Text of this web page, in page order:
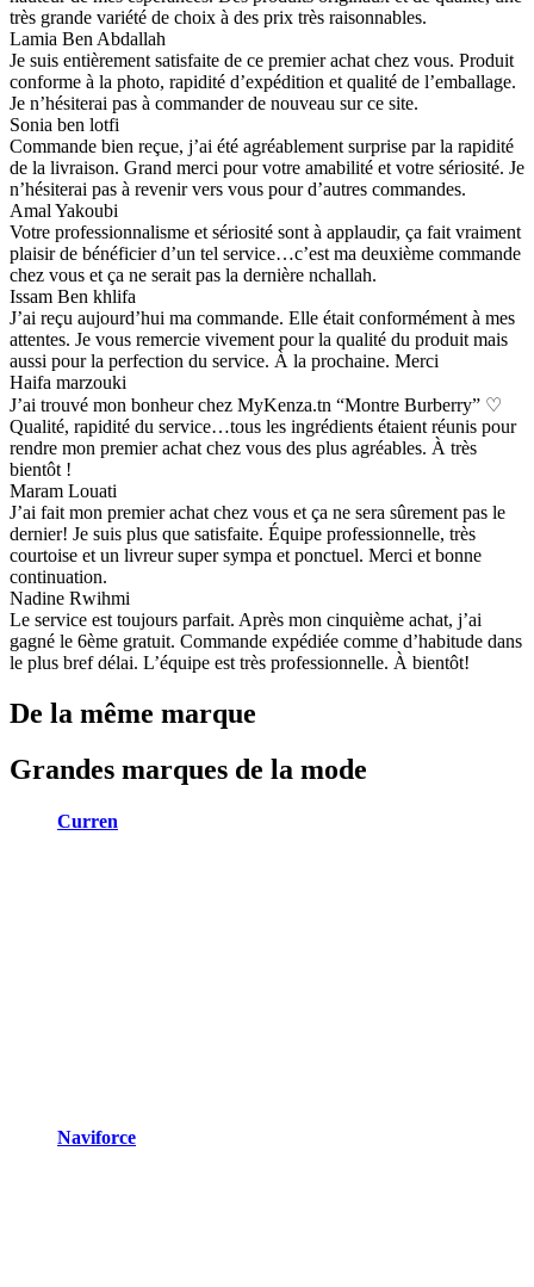
très grande variété de choix à des prix très raisonnables.
Lamia Ben Abdallah
Je suis entièrement satisfaite de ce premier achat chez vous. Produit
conforme à la photo, rapidité d’expédition et qualité de l’emballage.
Je n’hésiterai pas à commander de nouveau sur ce site.
Sonia ben lotfi
Commande bien reçue, j’ai été agréablement surprise par la rapidité
de la livraison. Grand merci pour votre amabilité et votre sériosité. Je
n’hésiterai pas à revenir vers vous pour d’autres commandes.
Amal Yakoubi
Votre professionnalisme et sériosité sont à applaudir, ça fait vraiment
plaisir de bénéficier d’un tel service…c’est ma deuxième commande
chez vous et ça ne serait pas la dernière nchallah.
Issam Ben khlifa
J’ai reçu aujourd’hui ma commande. Elle était conformément à mes
attentes. Je vous remercie vivement pour la qualité du produit mais
aussi pour la perfection du service. À la prochaine. Merci
Haifa marzouki
J’ai trouvé mon bonheur chez MyKenza.tn “Montre Burberry” ♡
Qualité, rapidité du service…tous les ingrédients étaient réunis pour
rendre mon premier achat chez vous des plus agréables. À très
bientôt !
Maram Louati
J’ai fait mon premier achat chez vous et ça ne sera sûrement pas le
dernier! Je suis plus que satisfaite. Équipe professionnelle, très
courtoise et un livreur super sympa et ponctuel. Merci et bonne
continuation.
Nadine Rwihmi
Le service est toujours parfait. Après mon cinquième achat, j’ai
gagné le 6ème gratuit. Commande expédiée comme d’habitude dans
le plus bref délai. L’équipe est très professionnelle. À bientôt!
De la même marque
Grandes marques de la mode
Curren
Naviforce